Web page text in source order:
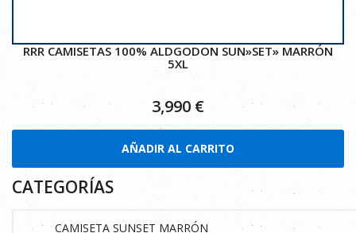
RRR CAMISETAS 100% ALDGODON SUN»SET» MARRÓN
5XL
3,990 €
AÑADIR AL CARRITO
CATEGORÍAS